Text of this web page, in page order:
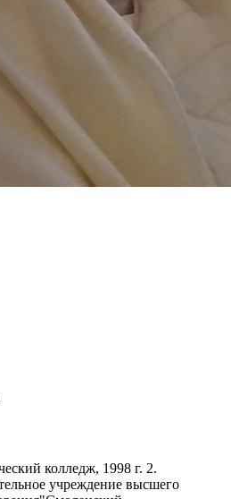
колледж, 1998 г. 2.
учреждение высшего